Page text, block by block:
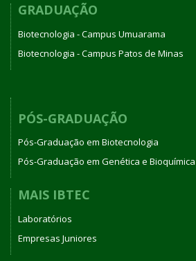
GRADUAÇÃO
Biotecnologia - Campus Umuarama
Biotecnologia - Campus Patos de Minas
PÓS-GRADUAÇÃO
Pós-Graduação em Biotecnologia
Pós-Graduação em Genética e Bioquímica
MAIS IBTEC
Laboratórios
Empresas Juniores